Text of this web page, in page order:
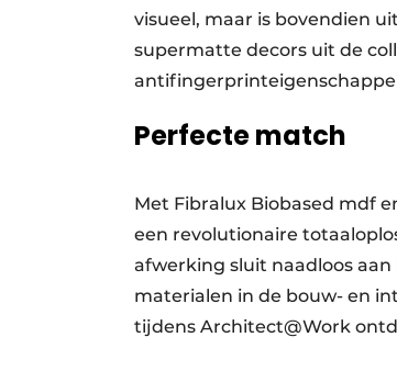
visueel, maar is bovendien
supermatte decors uit de
Perfecte match
Met Fibralux Biobased mdf
een revolutionaire
afwerking sluit naadloos
materialen in de bouw- en
tijdens Architect@Work